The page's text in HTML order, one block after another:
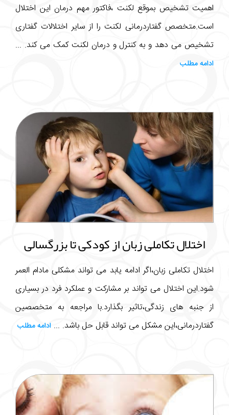
اهمیت تشخیص بموقع لکنت ،فاکتور مهم درمان این اختلال
است.متخصص گفتاردرمانی لکنت را از سایر اختلالات گفتاری
تشخیص می دهد و به کنترل و درمان لکنت کمک می کند. ...
ادامه مطلب
اختلال تکاملی زبان از کودکی تا بزرگسالی
اختلال تکاملی زبان،اگر ادامه یابد می تواند مشکلی مادام العمر
شود.این اختلال می تواند بر مشارکت و عملکرد فرد در بسیاری
از جنبه های زندگی،تاثیر بگذارد.با مراجعه به متخصصین
گفتاردرمانی،این مشکل می تواند قابل حل باشد. ... ادامه مطلب